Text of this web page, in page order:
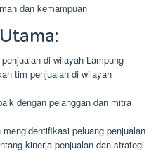
dan kemampuan
di wilayah Lampung
tim penjualan di wilayah
dengan pelanggan dan mitra
peluang penjualan
kinerja penjualan dan strategi